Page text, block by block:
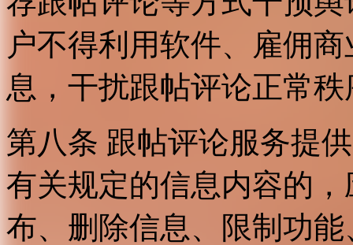
户不得利用软件、雇佣
息，干扰跟帖评论正常
第八条 跟帖评论服务提
有关规定的信息内容的
布、删除信息、限制功